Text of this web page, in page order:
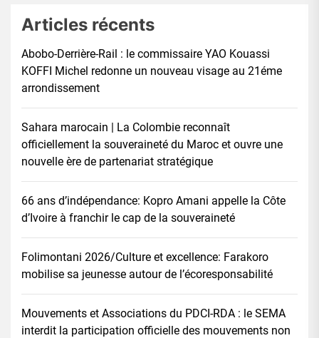
Articles récents
Abobo-Derrière-Rail : le commissaire YAO Kouassi
KOFFI Michel redonne un nouveau visage au 21éme
arrondissement
Sahara marocain | La Colombie reconnaît
officiellement la souveraineté du Maroc et ouvre une
nouvelle ère de partenariat stratégique
66 ans d’indépendance: Kopro Amani appelle la Côte
d’Ivoire à franchir le cap de la souveraineté
Folimontani 2026/Culture et excellence: Farakoro
mobilise sa jeunesse autour de l’écoresponsabilité
Mouvements et Associations du PDCI-RDA : le SEMA
interdit la participation officielle des mouvements non